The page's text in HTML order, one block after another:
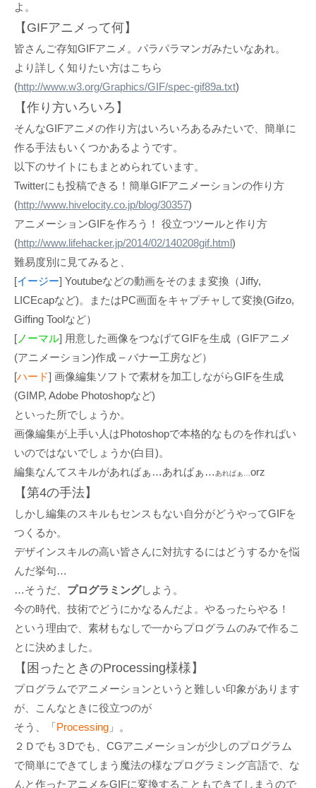
よ。
【GIFアニメって何】
皆さんご存知GIFアニメ。パラパラマンガみたいなあれ。
より詳しく知りたい方はこちら
(http://www.w3.org/Graphics/GIF/spec-gif89a.txt)
【作り方いろいろ】
そんなGIFアニメの作り方はいろいろあるみたいで、簡単に
作る手法もいくつかあるようです。
以下のサイトにもまとめられています。
Twitterにも投稿できる！簡単GIFアニメーションの作り方
(http://www.hivelocity.co.jp/blog/30357)
アニメーションGIFを作ろう！ 役立つツールと作り方
(http://www.lifehacker.jp/2014/02/140208gif.html)
難易度別に見てみると、
[イージー] Youtubeなどの動画をそのまま変換（Jiffy,
LICEcapなど)。またはPC画面をキャプチャして変換(Gifzo,
Giffing Toolなど）
[ ノーマル] 用意した画像をつなげてGIFを生成（GIFアニメ
(アニメーション)作成 – バナー工房など）
[ハード] 画像編集ソフトで素材を加工しながらGIFを生成
(GIMP, Adobe Photoshopなど)
といった所でしょうか。
画像編集が上手い人はPhotoshopで本格的なものを作ればい
いのではないでしょうか(白目)。
編集なんてスキルがあればぁ…あればぁ…あればぁ…orz
【第4の手法】
しかし編集のスキルもセンスもない自分がどうやってGIFを
つくるか。
デザインスキルの高い皆さんに対抗するにはどうするかを悩
んだ挙句…
…そうだ、 プログラミングしよう。
今の時代、技術でどうにかなるんだよ。やるったらやる！
という理由で、素材もなしで一からプログラムのみで作るこ
とに決めました。
【困ったときのProcessing様様】
プログラムでアニメーションというと難しい印象があります
が、こんなときに役立つのが
そう、「Processing 」。
２Ｄでも３Dでも、CGアニメーションが少しのプログラム
で簡単にできてしまう魔法の様なプログラミング言語で、な
んと作ったアニメをGIFに変換することもできてしまうので